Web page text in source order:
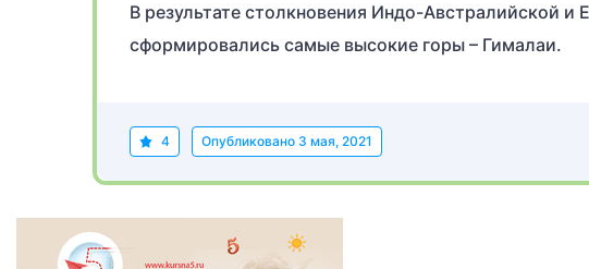
В результате столкновения Индо-Австралийской и
сформировались самые высокие горы – Гималаи.
4 Опубликовано 3 мая, 2021